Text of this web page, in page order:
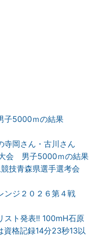
子5000ｍの結果
岡さん・古川さん
大会 男子5000ｍの結果
競技青森県選手選考会
ンジ２０２６第４戦
スト発表!! 100mH石原
格記録14分23秒13以